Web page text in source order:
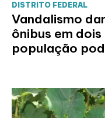
DISTRITO FEDERAL
Vandalismo
ônibus em dois
população